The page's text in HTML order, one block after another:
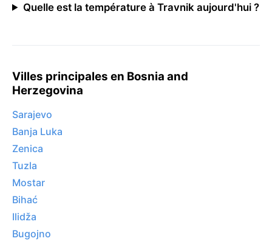
Quelle est la température à Travnik aujourd'hui ?
Villes principales en Bosnia and
Herzegovina
Sarajevo
Banja Luka
Zenica
Tuzla
Mostar
Bihać
Ilidža
Bugojno